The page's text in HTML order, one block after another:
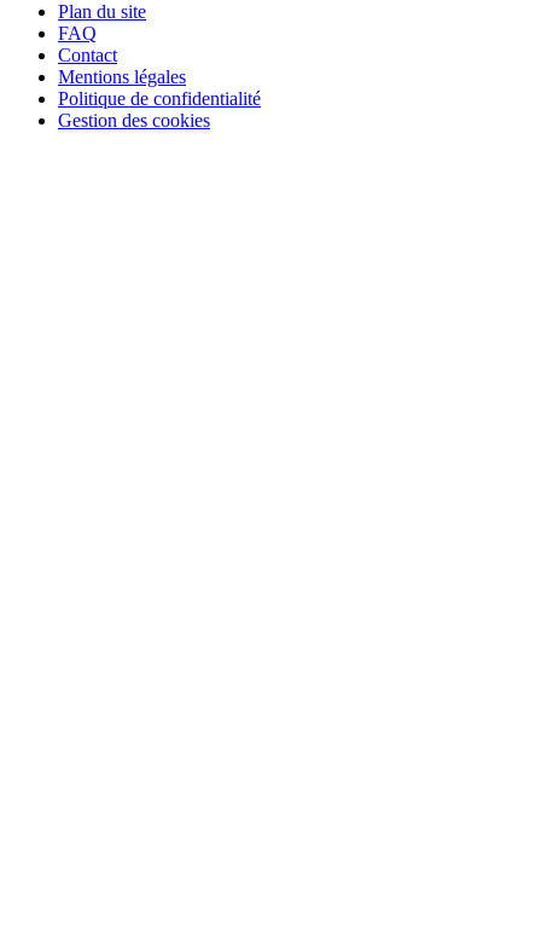
Plan du site
FAQ
Contact
Mentions légales
Politique de confidentialité
Gestion des cookies